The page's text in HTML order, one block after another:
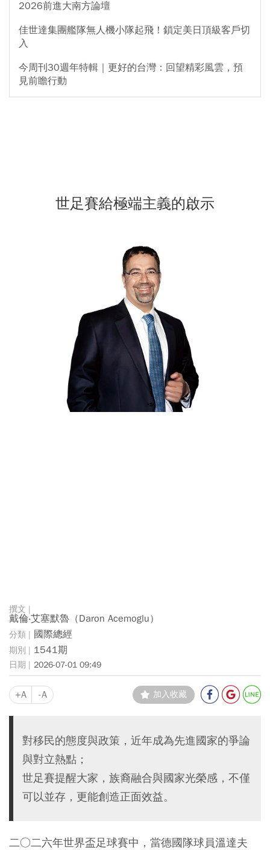
2026前進大南方論壇
佳世達集團艦隊無人機小隊起飛！鎖定美日頂級客戶切
入
今周刊30週年特輯｜更好的台灣：回望精彩風雲，預
見前瞻行動
世足賽給極端主義的啟示
戴倫‧艾塞默魯（Daron Acemoglu）
國際總經
1541期
2026-07-01 09:49
+A -A 加入收藏
對移民的態度與政策，近年成為先進國家的爭論
與對立熱點；
世足賽提醒大家，族裔融合與國家光榮感，不僅
可以並存，更能創造正面效益。
二○二六年世界盃足球賽中，當德國隊球員溫達夫